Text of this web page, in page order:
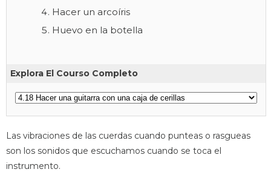
Hacer un arcoíris
Huevo en la botella
Explora El Courso Completo
Las vibraciones de las cuerdas cuando punteas o rasgueas
son los sonidos que escuchamos cuando se toca el
instrumento.